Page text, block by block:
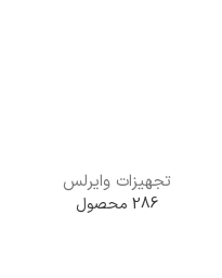
تجهیزات وایرلس
286 محصول